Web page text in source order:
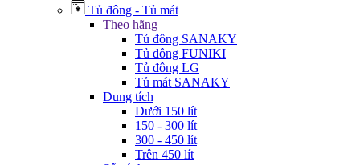
Tủ đông - Tủ mát
Theo hãng
Tủ đông SANAKY
Tủ đông FUNIKI
Tủ đông LG
Tủ mát SANAKY
Dung tích
Dưới 150 lít
150 - 300 lít
300 - 450 lít
Trên 450 lít